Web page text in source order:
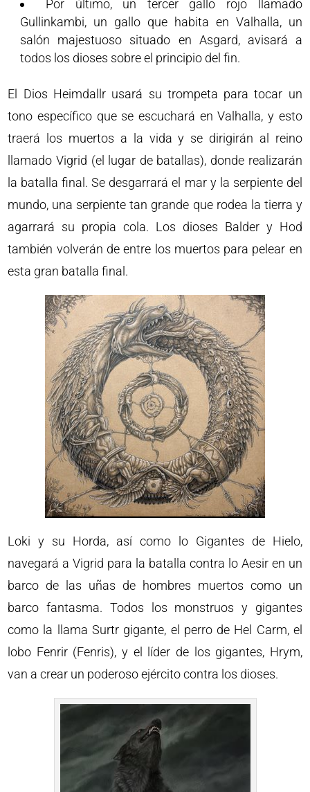
Por último, un tercer gallo rojo llamado
Gullinkambi, un gallo que habita en Valhalla, un
salón majestuoso situado en Asgard, avisará a
todos los dioses sobre el principio del fin.
El Dios Heimdallr usará su trompeta para tocar un
tono específico que se escuchará en Valhalla, y esto
traerá los muertos a la vida y se dirigirán al reino
llamado Vigrid (el lugar de batallas), donde realizarán
la batalla final. Se desgarrará el mar y la serpiente del
mundo, una serpiente tan grande que rodea la tierra y
agarrará su propia cola. Los dioses Balder y Hod
también volverán de entre los muertos para pelear en
esta gran batalla final.
Loki y su Horda, así como lo Gigantes de Hielo,
navegará a Vigrid para la batalla contra lo Aesir en un
barco de las uñas de hombres muertos como un
barco fantasma. Todos los monstruos y gigantes
como la llama Surtr gigante, el perro de Hel Carm, el
lobo Fenrir (Fenris), y el líder de los gigantes, Hrym,
van a crear un poderoso ejército contra los dioses.